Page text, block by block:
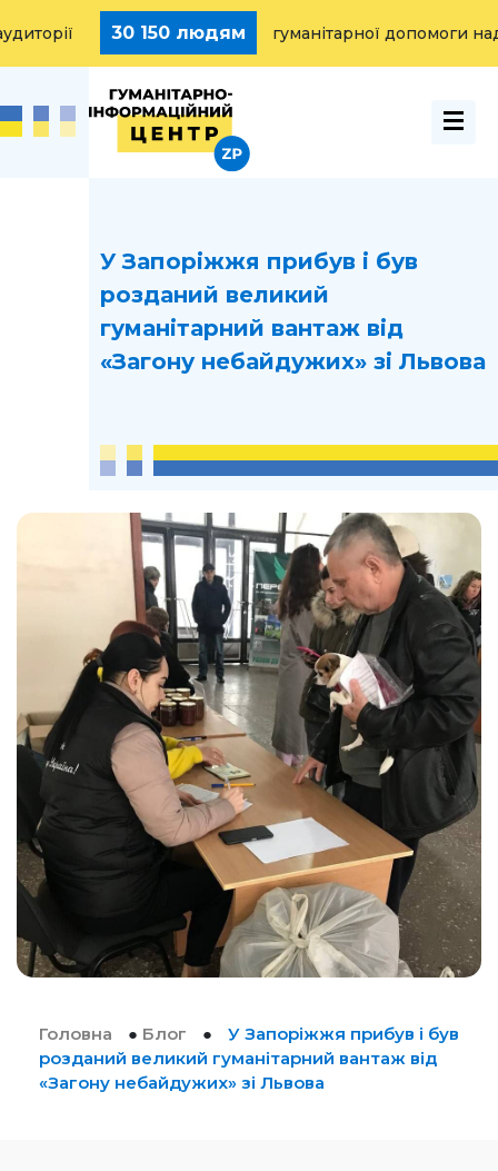
30 150 людям гуманітарної допомоги надано
У Запоріжжя прибув і був
розданий великий
гуманітарний вантаж від
«Загону небайдужих» зі Львова
Головна ● Блог ●
У Запоріжжя прибув і був
розданий великий гуманітарний вантаж від
«Загону небайдужих» зі Львова